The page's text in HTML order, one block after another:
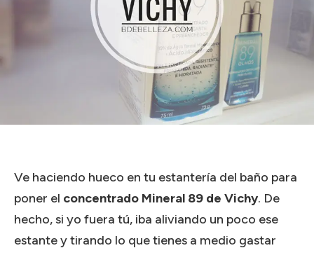
Ve haciendo hueco en tu estantería del baño para
poner el concentrado Mineral 89 de Vichy. De
hecho, si yo fuera tú, iba aliviando un poco ese
estante y tirando lo que tienes a medio gastar